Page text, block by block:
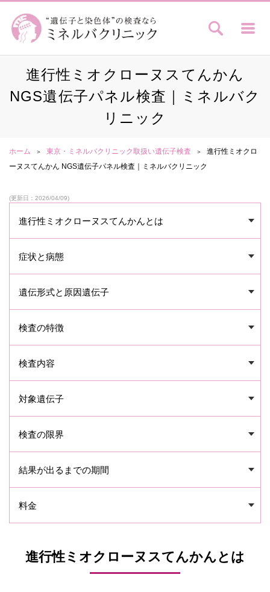
進行性ミオクローヌスてんかん
NGS遺伝子パネル検査｜ミネルバク
リニック
ホーム 東京・ミネルバクリニック取扱い遺伝子検査
進行性ミオクロ
ーヌスてんかん NGS遺伝子パネル検査｜ミネルバクリニック
(更新日：2026/04/09)
進行性ミオクローヌスてんかんとは
症状と病態
遺伝形式と原因遺伝子
検査の特徴
検査内容
対象遺伝子
検査の限界
結果が出るまでの期間
料金
進行性ミオクローヌスてんかんとは